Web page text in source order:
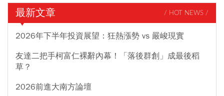
最新文章 / HOT NEWS /
2026年下半年投資展望：狂熱漲勢 vs 嚴峻現實
友達二把手柯富仁裸辭內幕！「落後群創」成最後稻
草？
2026前進大南方論壇